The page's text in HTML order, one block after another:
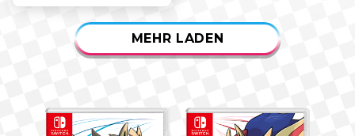
MEHR LADEN